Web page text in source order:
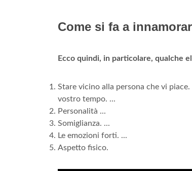
Come si fa a
Ecco quindi, in particolare, qualche
Stare vicino alla persona che vi piace.
vostro tempo. ...
Personalità ...
Somiglianza. ...
Le emozioni forti. ...
Aspetto fisico.